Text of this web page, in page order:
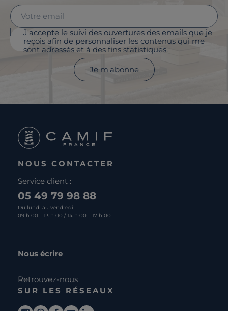
J'accepte le suivi des ouvertures des emails que je
reçois afin de personnaliser les contenus qui me
sont adressés et à des fins statistiques.
Je m'abonne
NOUS CONTACTER
Service client :
05 49 79 98 88
Du lundi au vendredi :
09 h 00 – 13 h 00 / 14 h 00 – 17 h 00
Nous écrire
Retrouvez-nous
SUR LES RÉSEAUX